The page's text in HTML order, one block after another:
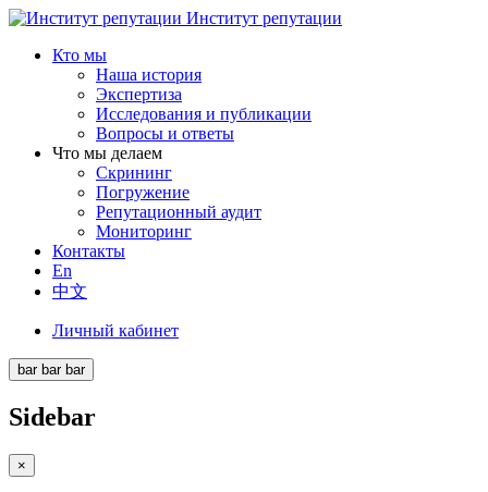
Институт репутации
Кто мы
Наша история
Экспертиза
Исследования и публикации
Вопросы и ответы
Что мы делаем
Скрининг
Погружение
Репутационный аудит
Мониторинг
Контакты
En
中文
Личный кабинет
bar bar bar
Sidebar
×